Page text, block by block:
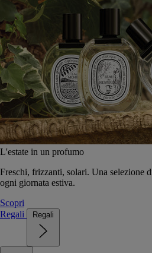
L'estate in un profumo
Freschi, frizzanti, solari. Una selezione
ogni giornata estiva.
Scopri
Regali
Regali